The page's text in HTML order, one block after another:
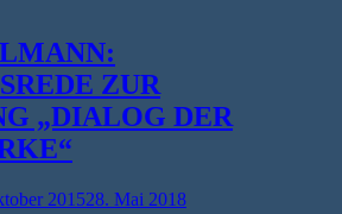
ZUR
„DIALOG DER
201528. Mai 2018